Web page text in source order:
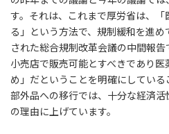
す。それは、これまで厚労省は、
る」という方法で、規制緩和を進
された総合規制改革会議の中間報
小売店で販売可能とすべきであり
め」だということを明確にしてい
部外品への移行では、十分な経済
の理由に上げています。